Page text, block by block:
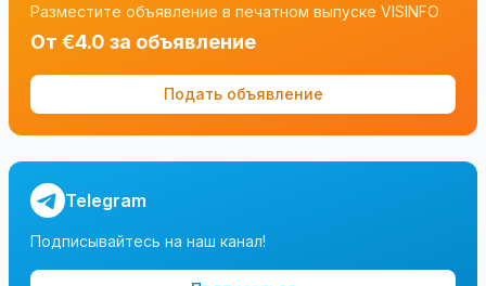
Разместите объявление в печатном выпуске VISINFO
От €4.0 за объявление
Подать объявление
Telegram
Подписывайтесь на наш канал!